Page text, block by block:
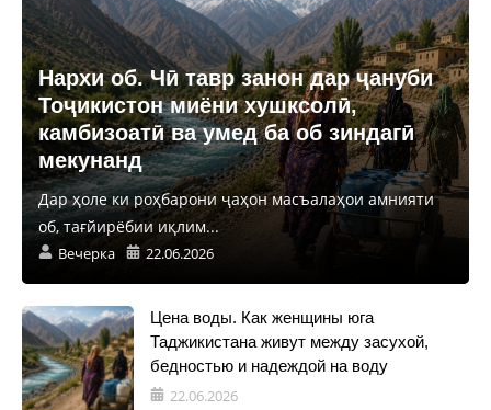
Нархи об. Чӣ тавр занон дар ҷануби
Тоҷикистон миёни хушксолӣ,
камбизоатӣ ва умед ба об зиндагӣ
мекунанд
Дар ҳоле ки роҳбарони ҷаҳон масъалаҳои амнияти
об, тағйирёбии иқлим...
Вечерка 22.06.2026
Цена воды. Как женщины юга
Таджикистана живут между засухой,
бедностью и надеждой на воду
22.06.2026